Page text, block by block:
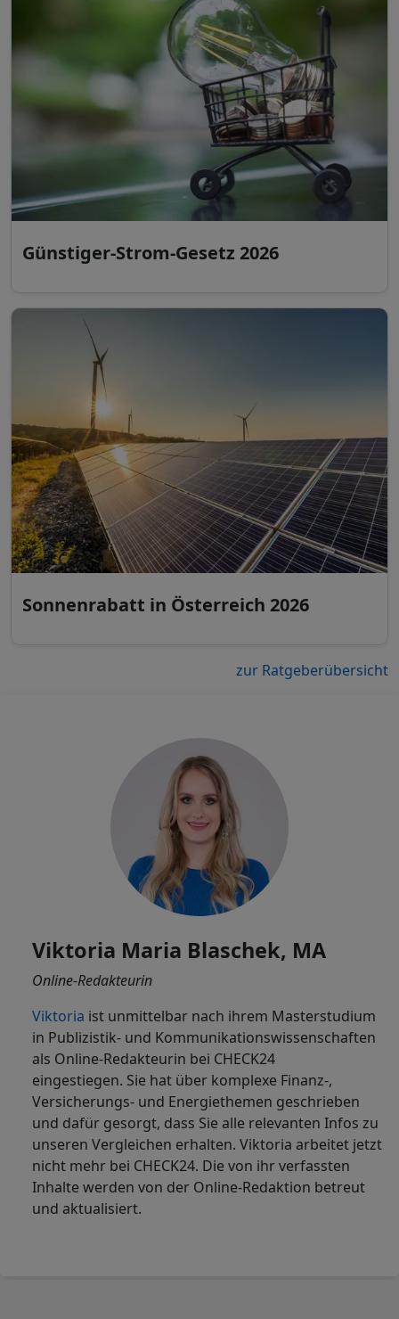
Günstiger-Strom-Gesetz 2026
Sonnenrabatt in Österreich 2026
zur Ratgeberübersicht
Viktoria Maria Blaschek, MA
Online-Redakteurin
Viktoria ist unmittelbar nach ihrem Masterstudium
in Publizistik- und Kommunikationswissenschaften
als Online-Redakteurin bei CHECK24
eingestiegen. Sie hat über komplexe Finanz-,
Versicherungs- und Energiethemen geschrieben
und dafür gesorgt, dass Sie alle relevanten Infos zu
unseren Vergleichen erhalten. Viktoria arbeitet jetzt
nicht mehr bei CHECK24. Die von ihr verfassten
Inhalte werden von der Online-Redaktion betreut
und aktualisiert.